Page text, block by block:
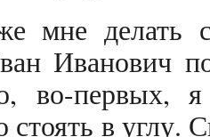
мне делать
Иванович
во-первых,
стоять в углу.